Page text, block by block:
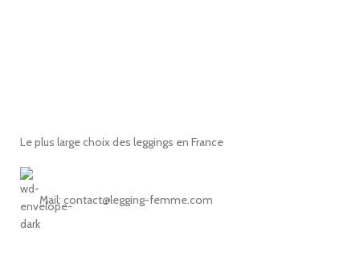
Le plus large choix des leggings en France
Mail: contact@legging-femme.com